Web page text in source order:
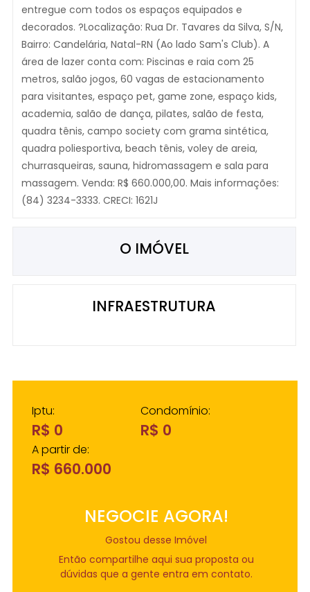
entregue com todos os espaços equipados e
decorados. ?Localização: Rua Dr. Tavares da Silva, S/N,
Bairro: Candelária, Natal-RN (Ao lado Sam's Club). A
área de lazer conta com: Piscinas e raia com 25
metros, salão jogos, 60 vagas de estacionamento
para visitantes, espaço pet, game zone, espaço kids,
academia, salão de dança, pilates, salão de festa,
quadra tênis, campo society com grama sintética,
quadra poliesportiva, beach tênis, voley de areia,
churrasqueiras, sauna, hidromassagem e sala para
massagem. Venda: R$ 660.000,00. Mais informações:
(84) 3234-3333. CRECI: 1621J
O IMÓVEL
INFRAESTRUTURA
Iptu:
R$ 0
Condomínio:
R$ 0
A partir de:
R$ 660.000
NEGOCIE AGORA!
Gostou desse Imóvel
Então compartilhe aqui sua proposta ou
dúvidas que a gente entra em contato.